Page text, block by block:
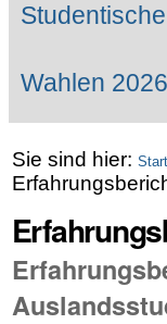
Wahlen
Sie sind hier: